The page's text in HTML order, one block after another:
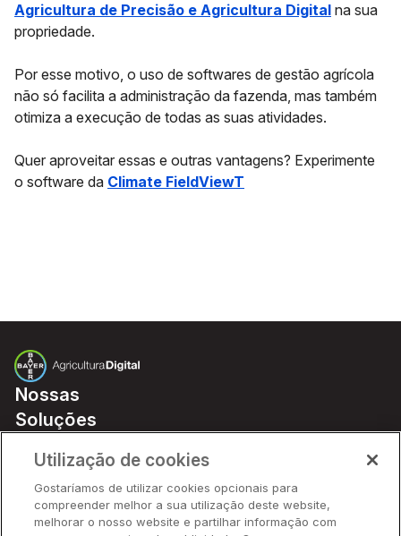
Agricultura de Precisão e Agricultura Digital na sua
propriedade.
Por esse motivo, o uso de softwares de gestão agrícola
não só facilita a administração da fazenda, mas também
otimiza a execução de todas as suas atividades.
Quer aproveitar essas e outras vantagens? Experimente
o software da Climate FieldViewT
Nossas
Soluções
Parceiros
Hardware
Ajuda Rápida
Utilização de cookies
Gostaríamos de utilizar cookies opcionais para
compreender melhor a sua utilização deste website,
melhorar o nosso website e partilhar informação com